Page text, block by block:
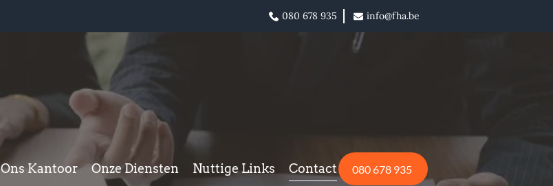
080 678 935 info@fha.be
Ons Kantoor Onze Diensten Nuttige Links Contact 080 678 935